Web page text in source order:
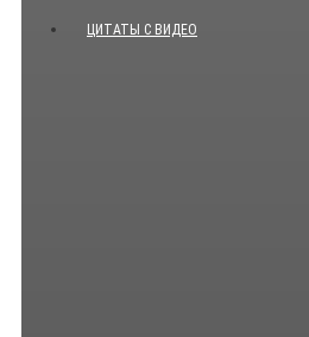
ЦИТАТЫ С ВИДЕО